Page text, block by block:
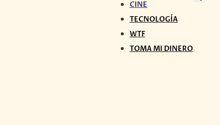
CINE
TECNOLOGÍA
WTF
TOMA MI DINERO